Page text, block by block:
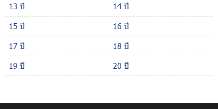
13 ปี
14 ปี
15 ปี
16 ปี
17 ปี
18 ปี
19 ปี
20 ปี